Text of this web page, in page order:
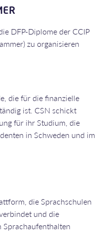
DFP-Diplome der CCIP
zu organisieren
die für die finanzielle
ist. CSN schickt
für ihr Studium, die
in Schweden und im
die Sprachschulen
und die
Sprachaufenthalten